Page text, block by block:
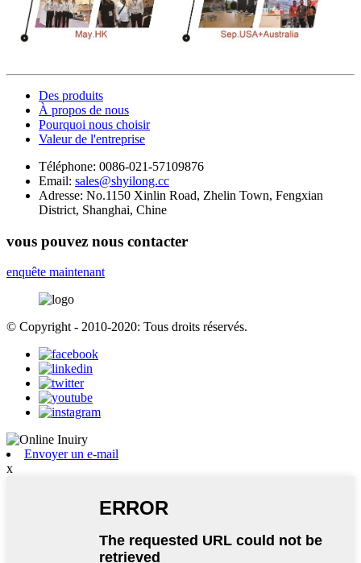
Des produits
À propos de nous
Pourquoi nous choisir
Valeur de l'entreprise
Téléphone: 0086-021-57109876
Email: sales@shyilong.cc
Adresse: No.1150 Xinlin Road, Zhelin Town, Fengxian
District, Shanghai, Chine
vous pouvez nous contacter
enquête maintenant
© Copyright - 2010-2020: Tous droits réservés.
Envoyer un e-mail
x